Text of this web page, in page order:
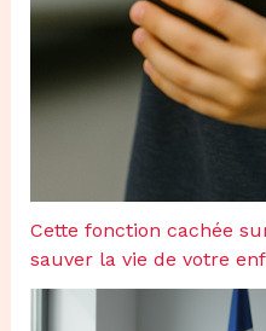
Cette fonction cachée
sauver la vie de votre